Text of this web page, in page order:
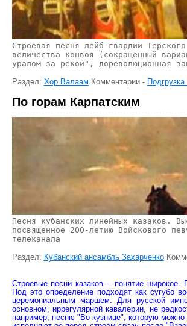
Строевая песня лейб-гвардии
величества конвоя (сокращенный
уралом за рекой", дореволюционная
Раздел: Хор Валаам Комментарии -
По горам Карпатским
Песня кубанских линейных казаков.
посвященное 200-летию Войскового
телеканала
Раздел: Кубанский ансамбль Захарченко
Строевые песни казаков – понятие широкое.
Под это определение подходят как сугубо
церемониальным маршем. Для русской
основном, иррегулярной кавалерии, не
например, песню "Во кузнице", которую